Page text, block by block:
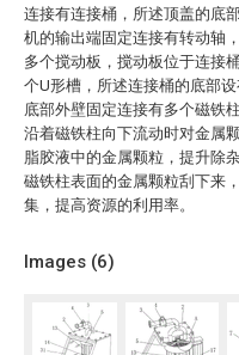
连接有连接桶，所述顶盖的底
机的输出端固定连接有转动轴
多个搅动板，搅动板位于连接
个U形槽，所述连接桶的底部
底部外壁固定连接有多个磁铁
沿着磁铁柱向下流动时对金属
脂胶液中的金属颗粒，提升除
磁铁柱表面的金属颗粒刮下来
集，提高资源的利用率。
Images (6)